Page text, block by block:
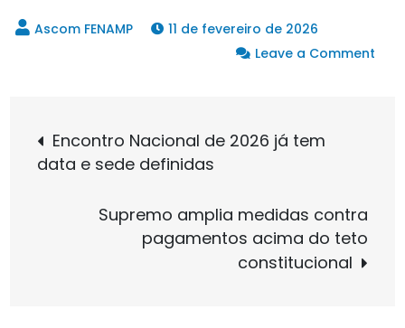
11 de fevereiro de 2026
Leave a Comment
Navegação
de
Post
Encontro Nacional de 2026 já tem
data e sede definidas
Supremo amplia medidas contra
pagamentos acima do teto
constitucional